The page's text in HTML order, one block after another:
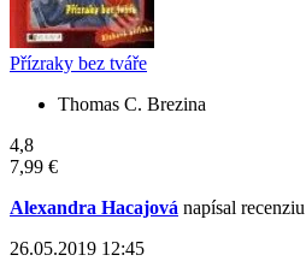
Přízraky bez tváře
Thomas C. Brezina
4,8
7,99 €
Alexandra Hacajová napísal recenziu
26.05.2019 12:45